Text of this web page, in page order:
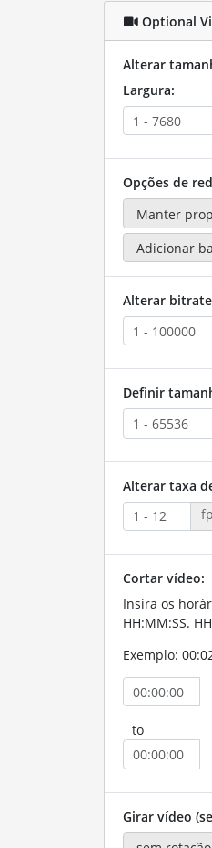
Optional
Alterar
Largura:
Opções de
Alterar
Definir
Alterar taxa
Cortar vídeo:
Insira os
HH:MM:SS.
Exemplo:
to
Girar vídeo